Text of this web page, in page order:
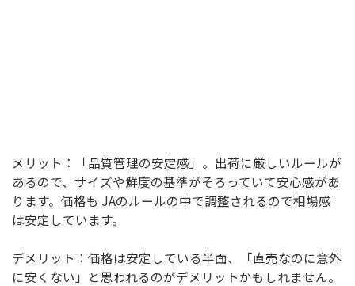
メリット：「品質管理の安定感」。出荷に厳しいルールが
あるので、サイズや鮮度の基準がそろっていて安心感があ
ります。価格も JAのルールの中で調整されるので相場感
は安定しています。
デメリット：価格は安定している半面、「直売なのに意外
に安くない」と思われるのがデメリットかもしれません。